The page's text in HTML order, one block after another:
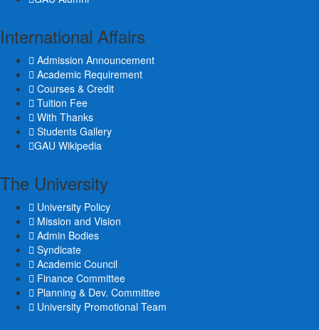
International Affairs
Admission Announcement
Academic Requirement
Courses & Credit
Tuition Fee
With Thanks
Students Gallery
GAU Wikipedia
The University
University Policy
Mission and Vision
Admin Bodies
Syndicate
Academic Council
Finance Committee
Planning & Dev. Committee
University Promotional Team